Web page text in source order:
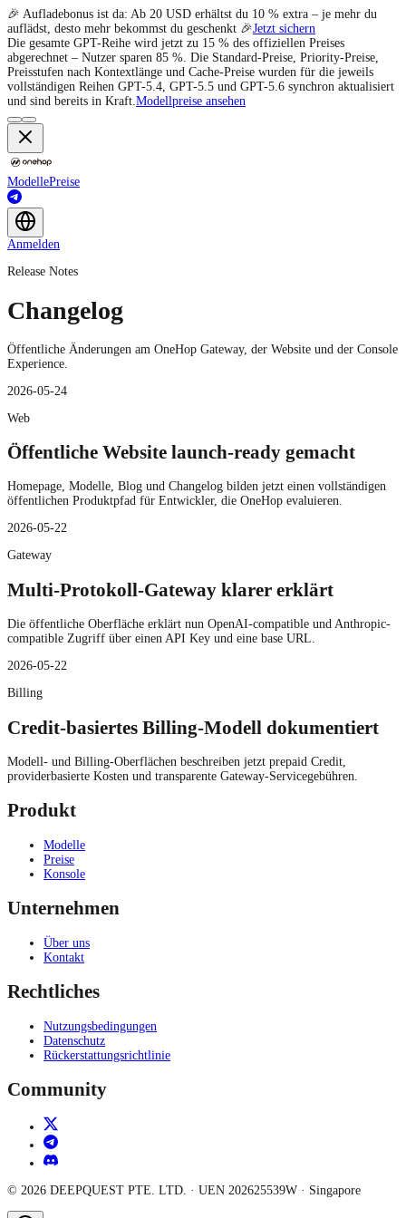
🎉 Aufladebonus ist da: Ab 20 USD erhältst du 10 % extra – je mehr du
auflädst, desto mehr bekommst du geschenkt 🎉Jetzt sichern
Die gesamte GPT-Reihe wird jetzt zu 15 % des offiziellen Preises
abgerechnet – Nutzer sparen 85 %. Die Standard-Preise, Priority-Preise,
Preisstufen nach Kontextlänge und Cache-Preise wurden für die jeweils
vollständigen Reihen GPT-5.4, GPT-5.5 und GPT-5.6 synchron aktualisiert
und sind bereits in Kraft.Modellpreise ansehen
ModellePreise
Anmelden
Release Notes
Changelog
Öffentliche Änderungen am OneHop Gateway, der Website und der Console
Experience.
2026-05-24
Web
Öffentliche Website launch-ready gemacht
Homepage, Modelle, Blog und Changelog bilden jetzt einen vollständigen
öffentlichen Produktpfad für Entwickler, die OneHop evaluieren.
2026-05-22
Gateway
Multi-Protokoll-Gateway klarer erklärt
Die öffentliche Oberfläche erklärt nun OpenAI-compatible und Anthropic-
compatible Zugriff über einen API Key und eine base URL.
2026-05-22
Billing
Credit-basiertes Billing-Modell dokumentiert
Modell- und Billing-Oberflächen beschreiben jetzt prepaid Credit,
providerbasierte Kosten und transparente Gateway-Servicegebühren.
Produkt
Modelle
Preise
Konsole
Unternehmen
Über uns
Kontakt
Rechtliches
Nutzungsbedingungen
Datenschutz
Rückerstattungsrichtlinie
Community
© 2026 DEEPQUEST PTE. LTD. · UEN 202625539W · Singapore